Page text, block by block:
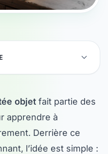
objet fait partie des
apprendre à
Derrière ce
l’idée est simple :